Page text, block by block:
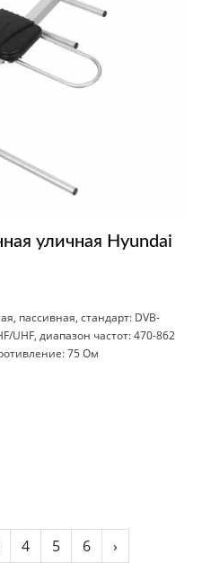
уличная Hyundai
пассивная, стандарт: DVB-
UHF, диапазон частот: 470-862
75 Ом
4 5 6 ›